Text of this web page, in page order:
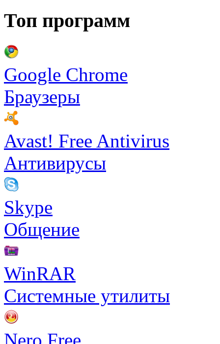
Топ программ
Google Chrome
Браузеры
Avast! Free Antivirus
Антивирусы
Skype
Общение
WinRAR
Системные утилиты
Nero Free